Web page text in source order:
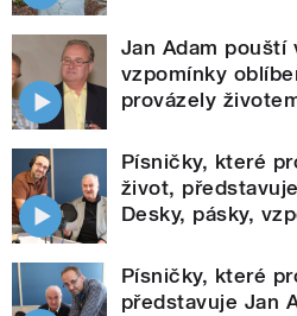
Jan Adam pouští
vzpomínky
provázely
Písničky, které
život,
Desky, pásky,
Písničky, které
představuje Jan